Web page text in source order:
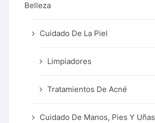
Belleza
Cuidado De La Piel
Limpiadores
Tratamientos De Acné
Cuidado De Manos, Pies Y Uñas